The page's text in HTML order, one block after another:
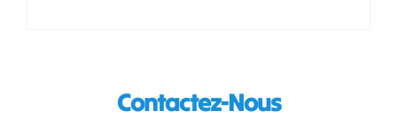
Contactez-Nous